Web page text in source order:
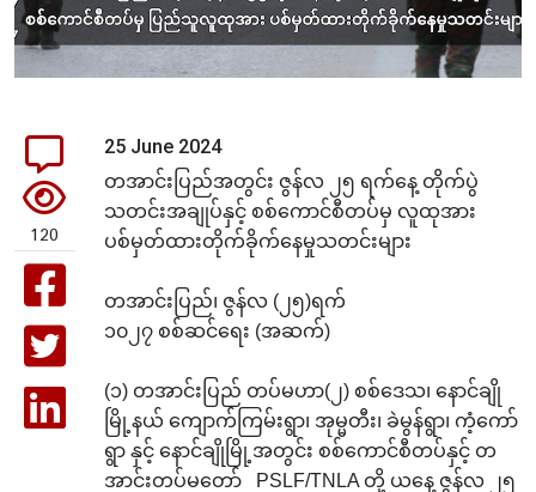
120
25 June 2024
တအာင်းပြည်အတွင်း ဇွန်လ ၂၅ ရက်နေ့ တိုက်ပွဲ
သတင်းအချုပ်နှင့် စစ်ကောင်စီတပ်မှ လူထုအား
ပစ်မှတ်ထားတိုက်ခိုက်နေမှုသတင်းများ
တအာင်းပြည်၊ ဇွန်လ (၂၅)ရက်
၁၀၂၇ စစ်ဆင်ရေး (အဆက်)
(၁) တအာင်းပြည် တပ်မဟာ(၂) စစ်ဒေသ၊ နောင်ချို
မြို့နယ် ကျောက်ကြမ်းရွာ၊ အုမ္မတီး၊ ခဲမွန်ရွာ၊ ကံ့ကော်
ရွာ နှင့် နောင်ချိုမြို့အတွင်း စစ်ကောင်စီတပ်နှင့် တ
အာင်းတပ်မတော် PSLF/TNLA တို့ ယနေ့ ဇွန်လ ၂၅